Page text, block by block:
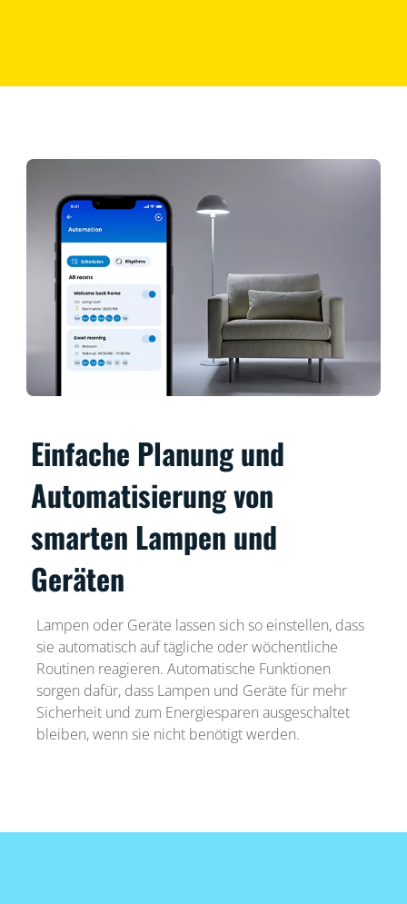
Einfache Planung und
Automatisierung von
smarten Lampen und
Geräten
Lampen oder Geräte lassen sich so einstellen, dass
sie automatisch auf tägliche oder wöchentliche
Routinen reagieren. Automatische Funktionen
sorgen dafür, dass Lampen und Geräte für mehr
Sicherheit und zum Energiesparen ausgeschaltet
bleiben, wenn sie nicht benötigt werden.